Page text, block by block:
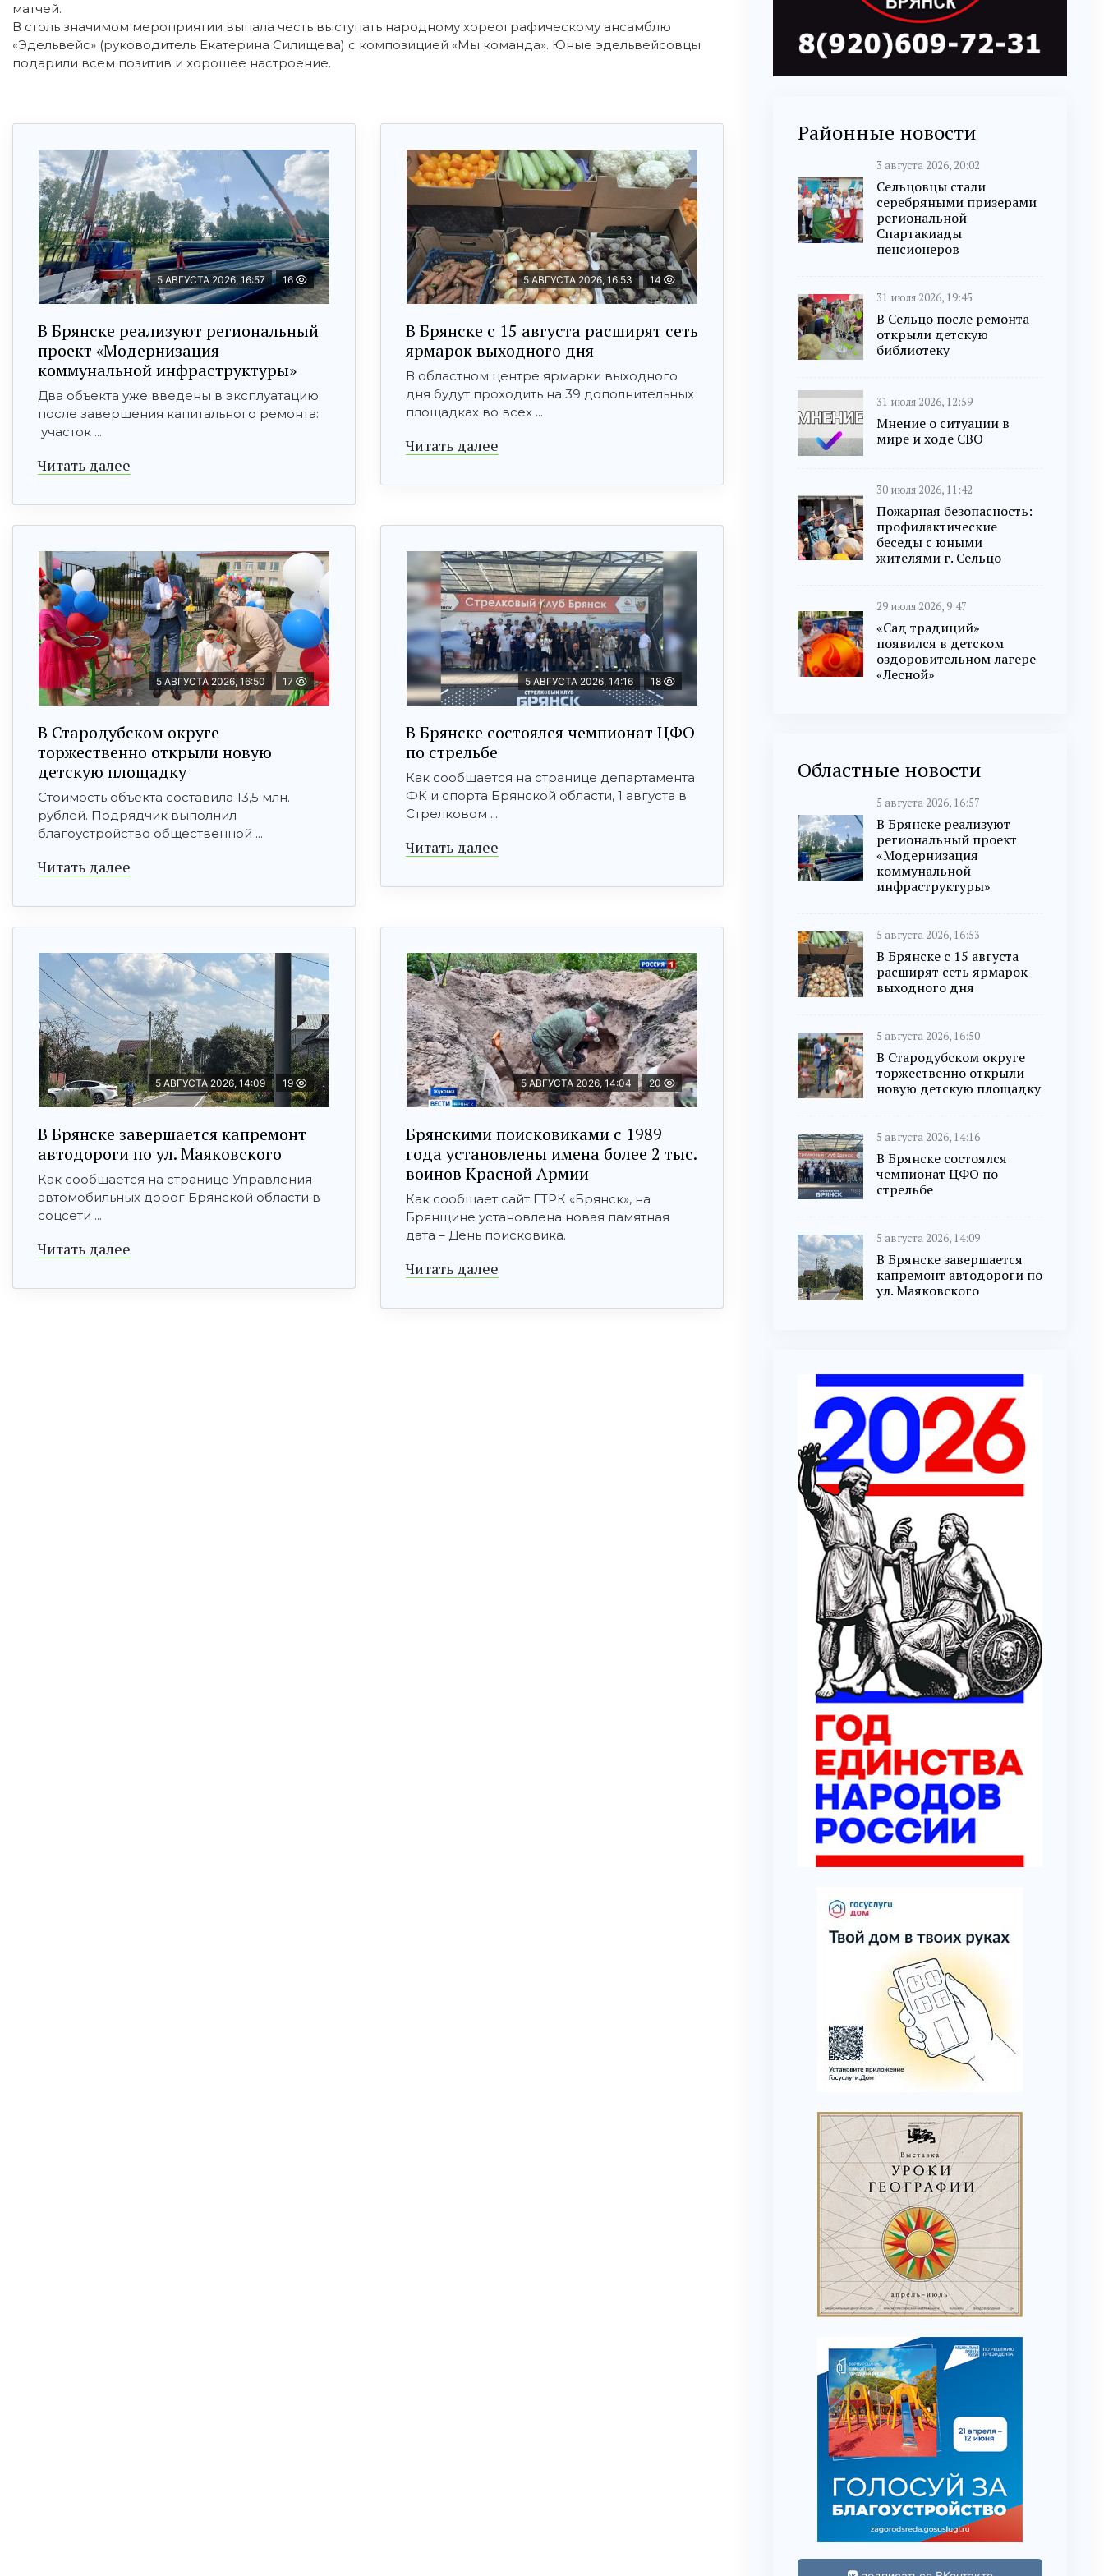
матчей.
В столь значимом мероприятии выпала честь выступать народному хореографическому ансамблю
«Эдельвейс» (руководитель Екатерина Силищева) с композицией «Мы команда». Юные эдельвейсовцы
подарили всем позитив и хорошее настроение.
5 АВГУСТА 2026, 16:57 16
В Брянске реализуют региональный
проект «Модернизация
коммунальной инфраструктуры»
Два объекта уже введены в эксплуатацию
после завершения капитального ремонта:
участок ...
Читать далее
5 АВГУСТА 2026, 16:53 14
В Брянске с 15 августа расширят сеть
ярмарок выходного дня
В областном центре ярмарки выходного
дня будут проходить на 39 дополнительных
площадках во всех ...
Читать далее
5 АВГУСТА 2026, 16:50 17
В Стародубском округе
торжественно открыли новую
детскую площадку
Стоимость объекта составила 13,5 млн.
рублей. Подрядчик выполнил
благоустройство общественной ...
Читать далее
5 АВГУСТА 2026, 14:16 18
В Брянске состоялся чемпионат ЦФО
по стрельбе
Как сообщается на странице департамента
ФК и спорта Брянской области, 1 августа в
Стрелковом ...
Читать далее
5 АВГУСТА 2026, 14:09 19
В Брянске завершается капремонт
автодороги по ул. Маяковского
Как сообщается на странице Управления
автомобильных дорог Брянской области в
соцсети ...
Читать далее
5 АВГУСТА 2026, 14:04 20
Брянскими поисковиками с 1989
года установлены имена более 2 тыс.
воинов Красной Армии
Как сообщает сайт ГТРК «Брянск», на
Брянщине установлена новая памятная
дата – День поисковика.
Читать далее
Районные новости
3 августа 2026, 20:02
Сельцовцы стали
серебряными призерами
региональной
Спартакиады
пенсионеров
31 июля 2026, 19:45
В Сельцо после ремонта
открыли детскую
библиотеку
31 июля 2026, 12:59
Мнение о ситуации в
мире и ходе СВО
30 июля 2026, 11:42
Пожарная безопасность:
профилактические
беседы с юными
жителями г. Сельцо
29 июля 2026, 9:47
«Сад традиций»
появился в детском
оздоровительном лагере
«Лесной»
Областные новости
5 августа 2026, 16:57
В Брянске реализуют
региональный проект
«Модернизация
коммунальной
инфраструктуры»
5 августа 2026, 16:53
В Брянске с 15 августа
расширят сеть ярмарок
выходного дня
5 августа 2026, 16:50
В Стародубском округе
торжественно открыли
новую детскую площадку
5 августа 2026, 14:16
В Брянске состоялся
чемпионат ЦФО по
стрельбе
5 августа 2026, 14:09
В Брянске завершается
капремонт автодороги по
ул. Маяковского